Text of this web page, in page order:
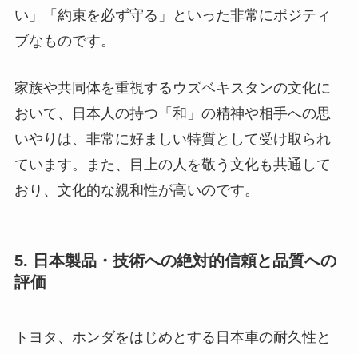
い」「約束を必ず守る」といった非常にポジティ
ブなものです。
家族や共同体を重視するウズベキスタンの文化に
おいて、日本人の持つ「和」の精神や相手への思
いやりは、非常に好ましい特質として受け取られ
ています。また、目上の人を敬う文化も共通して
おり、文化的な親和性が高いのです。
5. 日本製品・技術への絶対的信頼と品質への
評価
トヨタ、ホンダをはじめとする日本車の耐久性と